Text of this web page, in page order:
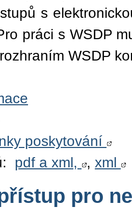
s
práci s WSDP
WSDP
poskytování
pdf a xml, , xml
pro